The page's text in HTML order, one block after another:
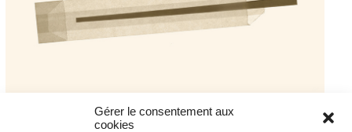
Gérer le consentement aux
cookies